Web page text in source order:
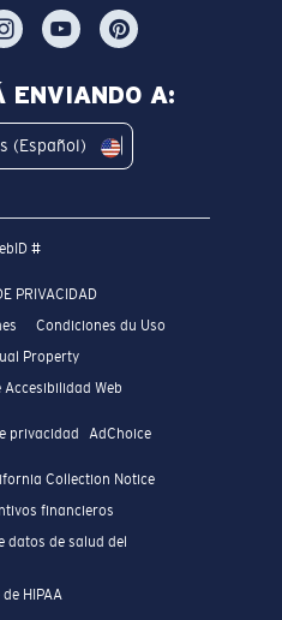
ENVIANDO A:
(Español)
#
PRIVACIDAD
Condiciones du Uso
Property
Web
privacidad AdChoice
Collection Notice
financieros
datos de salud del
HIPAA